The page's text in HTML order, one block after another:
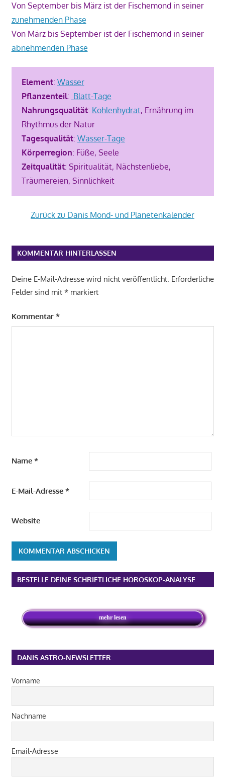
Von September bis März ist der Fischemond in seiner
zunehmenden Phase
Von März bis September ist der Fischemond in seiner
abnehmenden Phase
Element: Wasser
Pflanzenteil: Blatt-Tage
Nahrungsqualität: Kohlenhydrat, Ernährung im
Rhythmus der Natur
Tagesqualität: Wasser-Tage
Körperregion: Füße, Seele
Zeitqualität: Spiritualität, Nächstenliebe,
Träumereien, Sinnlichkeit
Zurück zu Danis Mond- und Planetenkalender
MOND
FISCHEN
MONDKALENDER
KOMMENTAR HINTERLASSEN
Deine E-Mail-Adresse wird nicht veröffentlicht. Erforderliche
Felder sind mit *markiert
Kommentar *
Name *
E-Mail-Adresse *
Website
BESTELLE DEINE SCHRIFTLICHE HOROSKOP-ANALYSE
mehr lesen
DANIS ASTRO-NEWSLETTER
Vorname
Nachname
Email-Adresse